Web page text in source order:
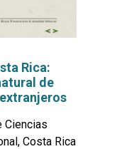
Rica:
de
Ciencias
Costa Rica